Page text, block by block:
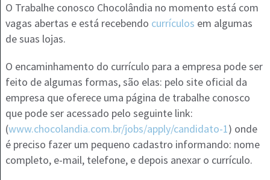
O Trabalhe conosco Chocolândia no momento está com
vagas abertas e está recebendo currículos em algumas
de suas lojas.
O encaminhamento do currículo para a empresa pode ser
feito de algumas formas, são elas: pelo site oficial da
empresa que oferece uma página de trabalhe conosco
que pode ser acessado pelo seguinte link:
(www.chocolandia.com.br/jobs/apply/candidato-1) onde
é preciso fazer um pequeno cadastro informando: nome
completo, e-mail, telefone, e depois anexar o currículo.